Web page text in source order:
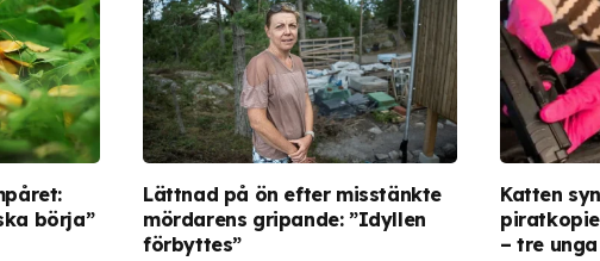
börja”
Lättnad på ön efter misstänkte
mördarens gripande: ”Idyllen
förbyttes”
Katten
– tre